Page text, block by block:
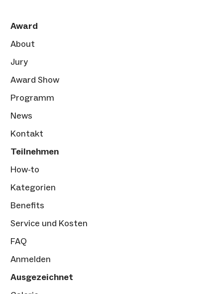
Award
About
Jury
Award Show
Programm
News
Kontakt
Teilnehmen
How-to
Kategorien
Benefits
Service und Kosten
FAQ
Anmelden
Ausgezeichnet